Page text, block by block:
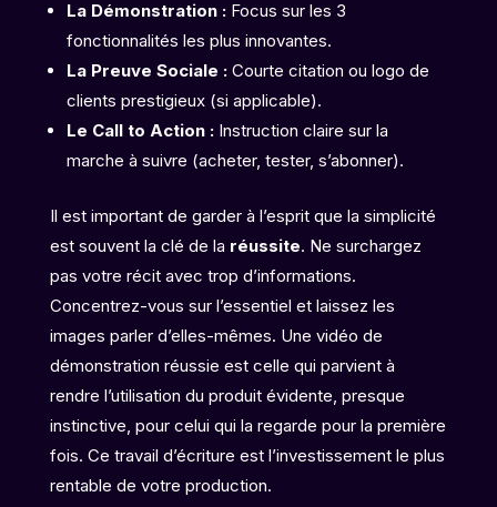
La Démonstration :Focus sur les 3
fonctionnalités les plus innovantes.
La Preuve Sociale :Courte citation ou logo de
clients prestigieux (si applicable).
Le Call to Action :Instruction claire sur la
marche à suivre (acheter, tester, s’abonner).
Il est important de garder à l’esprit que la simplicité
est souvent la clé de la réussite. Ne surchargez
pas votre récit avec trop d’informations.
Concentrez-vous sur l’essentiel et laissez les
images parler d’elles-mêmes. Une vidéo de
démonstration réussie est celle qui parvient à
rendre l’utilisation du produit évidente, presque
instinctive, pour celui qui la regarde pour la première
fois. Ce travail d’écriture est l’investissement le plus
rentable de votre production.